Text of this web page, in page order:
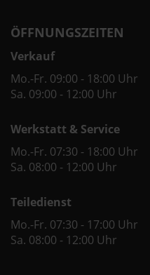
ÖFFNUNGSZEITEN
Verkauf
Mo.-Fr. 09:00 - 18:00 Uhr
Sa. 09:00 - 12:00 Uhr
Werkstatt & Service
Mo.-Fr. 07:30 - 18:00 Uhr
Sa. 08:00 - 12:00 Uhr
Teiledienst
Mo.-Fr. 07:30 - 17:00 Uhr
Sa. 08:00 - 12:00 Uhr